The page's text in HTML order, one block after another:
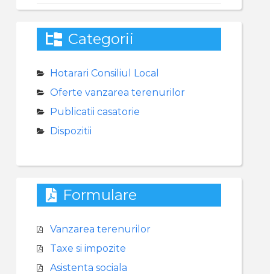
Categorii
Hotarari Consiliul Local
Oferte vanzarea terenurilor
Publicatii casatorie
Dispozitii
Formulare
Vanzarea terenurilor
Taxe si impozite
Asistenta sociala